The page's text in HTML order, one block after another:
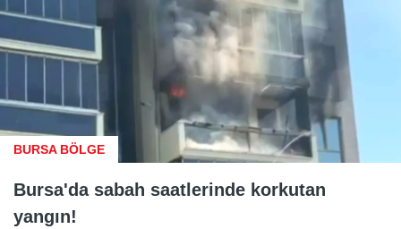
BURSA BÖLGE
Bursa'da sabah saatlerinde korkutan
yangın!